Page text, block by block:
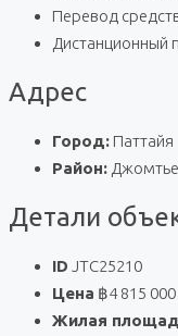
Перевод
Дистанционный
Адрес
Город: Паттайя
Район:
Детали
ID JTC25210
Цена ฿4 815 000
Жилая